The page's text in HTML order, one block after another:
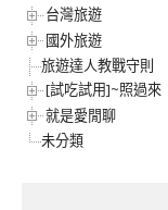
台灣旅遊
國外旅遊
旅遊達人教戰守則
[試吃試用]~照過來
就是愛閒聊
未分類